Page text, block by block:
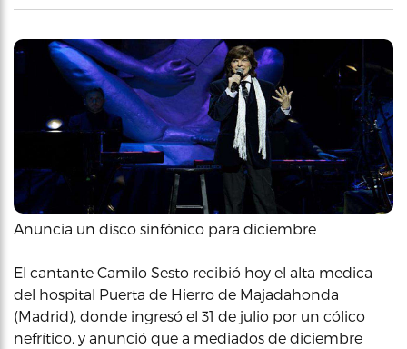
Anuncia un disco sinfónico para diciembre
El cantante Camilo Sesto recibió hoy el alta medica
del hospital Puerta de Hierro de Majadahonda
(Madrid), donde ingresó el 31 de julio por un cólico
nefrítico, y anunció que a mediados de diciembre